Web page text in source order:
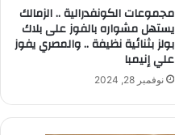
مجموعات الكونفدرالية .. الزمالك
يستهل مشواره بالفوز على بلاك
بولز بثنائية نظيفة .. والمصري يفوز
علي إنيمبا
نوفمبر 28, 2024